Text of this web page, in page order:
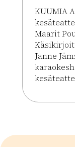
KUUMIA
Maarit
Janne
Lue lisää